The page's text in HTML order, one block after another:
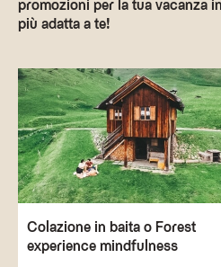
promozioni per la tua vacanza
più adatta a te!
Colazione in baita o Forest
experience mindfulness